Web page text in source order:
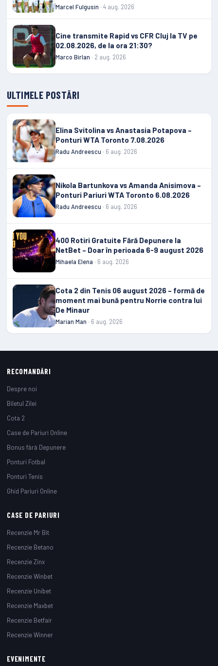
Marcel Fulgusin · 4 aug. 2026
Cine transmite Rapid vs CFR Cluj la TV pe
02.08.2026, de la ora 21:30?
Marco Birlan · 2 aug. 2026
ULTIMELE POSTĂRI
Elina Svitolina vs Anastasia Potapova –
Ponturi WTA Toronto 7.08.2026
Radu Andreescu · 6 aug. 2026
Nikola Bartunkova vs Amanda Anisimova –
Ponturi Pariuri WTA Toronto 6.08.2026
Radu Andreescu · 6 aug. 2026
400 Rotiri Gratuite Fără Depunere la
NetBet – Doar în perioada 6-9 august 2026
Mihaela Elena · 6 aug. 2026
Cota 2 din Tenis 06 august 2026 – formă de
moment mai bună pentru Norrie contra lui
De Minaur
Marian Man · 6 aug. 2026
RECOMANDĂRI
Despre noi
Biletul Zilei
Cota 2
Case de Pariuri Online
Bonus fără Depunere
Ponturi Fotbal
Ponturi Tenis
Ghid Pariuri Online
CASE DE PARIURI
Recenzie Mr Bit
Recenzie Betano
Recenzie Zinx
Recenzie Winbet
Recenzie Unibet
Recenzie Maxbet
Recenzie Betfair
Recenzie Winner
EVENIMENTE